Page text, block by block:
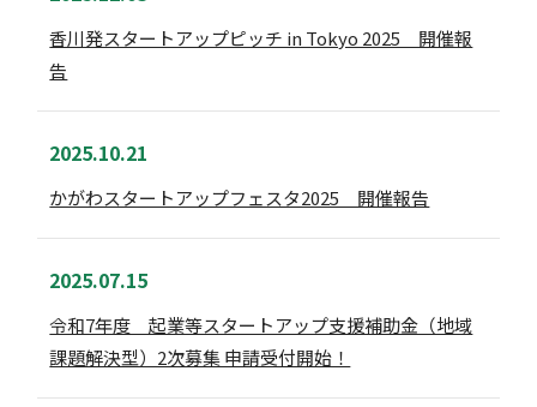
香川発スタートアップピッチ in Tokyo 2025 開催報
告
2025.10.21
かがわスタートアップフェスタ2025 開催報告
2025.07.15
令和7年度 起業等スタートアップ支援補助金（地域
課題解決型）2次募集 申請受付開始！